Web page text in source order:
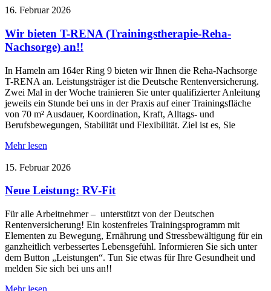
16. Februar 2026
Wir bieten T-RENA (Trainingstherapie-Reha-
Nachsorge) an!!
In Hameln am 164er Ring 9 bieten wir Ihnen die Reha-Nachsorge
T-RENA an. Leistungsträger ist die Deutsche Rentenversicherung.
Zwei Mal in der Woche trainieren Sie unter qualifizierter Anleitung
jeweils ein Stunde bei uns in der Praxis auf einer Trainingsfläche
von 70 m² Ausdauer, Koordination, Kraft, Alltags- und
Berufsbewegungen, Stabilität und Flexibilität. Ziel ist es, Sie
Mehr lesen
15. Februar 2026
Neue Leistung: RV-Fit
Für alle Arbeitnehmer – unterstützt von der Deutschen
Rentenversicherung! Ein kostenfreies Trainingsprogramm mit
Elementen zu Bewegung, Ernährung und Stressbewältigung für ein
ganzheitlich verbessertes Lebensgefühl. Informieren Sie sich unter
dem Button „Leistungen“. Tun Sie etwas für Ihre Gesundheit und
melden Sie sich bei uns an!!